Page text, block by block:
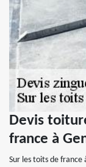
Devis
france à
Sur les toits de france